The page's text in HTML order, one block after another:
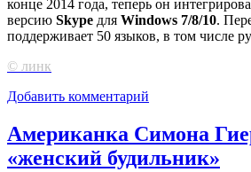
конце 2014 года, теперь он
версию Skype для Windows 7/8/10.
поддерживает 50 языков, в том числе
© линк
Добавить комментарий
Американка Симона
«женский будильник»